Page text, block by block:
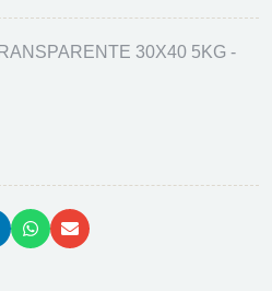
30X40 5KG -